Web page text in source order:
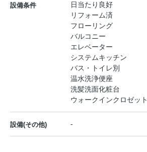
設備条件
日当たり良好
リフォーム済
フローリング
バルコニー
エレベーター
システムキッチン
バス・トイレ別
温水洗浄便座
洗髪洗面化粧台
ウォークインクロゼット
設備(その他) -